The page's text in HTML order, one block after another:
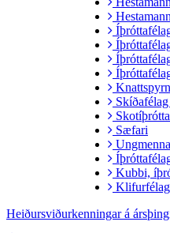
Sæfari
Kubbi,
Heiðursviðurkenningar á